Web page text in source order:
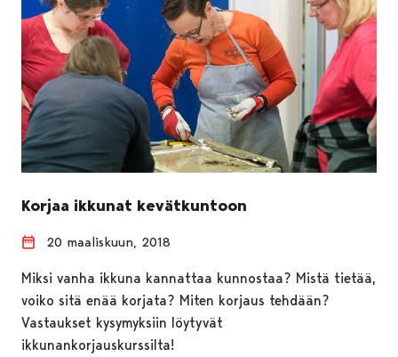
Korjaa ikkunat kevätkuntoon
20 maaliskuun, 2018
Miksi vanha ikkuna kannattaa kunnostaa? Mistä tietää,
voiko sitä enää korjata? Miten korjaus tehdään?
Vastaukset kysymyksiin löytyvät
ikkunankorjauskurssilta!